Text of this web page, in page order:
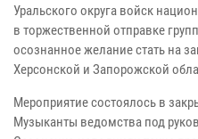
Уральского округа войск
в торжественной отправке
осознанное желание стать на
Херсонской и Запорожской
Мероприятие состоялось в
Музыканты ведомства под